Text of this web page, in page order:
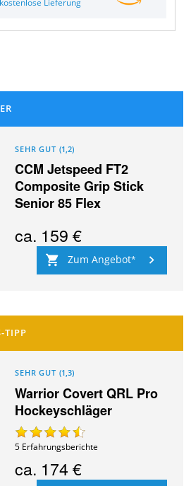
kostenlose Lieferung
SEHR GUT (1,2)
CCM Jetspeed FT2
Composite Grip Stick
Senior 85 Flex
ca. 159 €
Zum Angebot
SEHR GUT (1,3)
Warrior Covert QRL Pro
Hockeyschläger
5 Erfahrungsberichte
ca. 174 €